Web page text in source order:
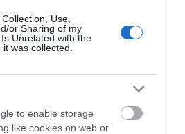
Use,
or Sharing of my
Unrelated with the
was collected.
to enable storage
like cookies on web or
τις δυνατότητες
από τη νέα προγραμματική
και ιδιαίτερα της Πολεοδομίας,
αποτελεσματικότητα του Δήμου και
δραστηριότητα, που απασχολεί